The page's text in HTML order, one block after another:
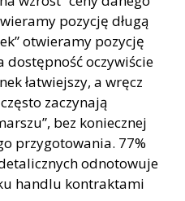
pozycję długą
otwieramy pozycję
dostępność oczywiście
łatwiejszy, a wręcz
zaczynają
bez koniecznej
przygotowania. 77%
odnotowuje
handlu kontraktami